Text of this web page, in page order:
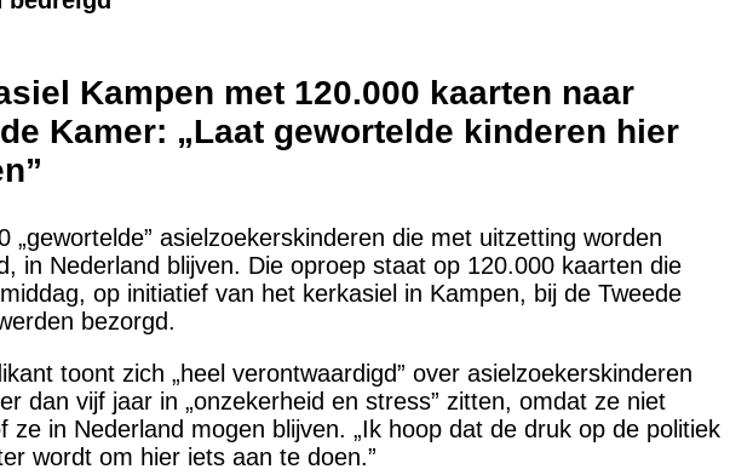
Kampen met 120.000 kaarten naar
Kamer: „Laat gewortelde kinderen hier
„gewortelde” asielzoekerskinderen die met uitzetting worden
in Nederland blijven. Die oproep staat op 120.000 kaarten die
op initiatief van het kerkasiel in Kampen, bij de Tweede
bezorgd.
toont zich „heel verontwaardigd” over asielzoekerskinderen
dan vijf jaar in „onzekerheid en stress” zitten, omdat ze niet
ze in Nederland mogen blijven. „Ik hoop dat de druk op de politiek
wordt om hier iets aan te doen.”